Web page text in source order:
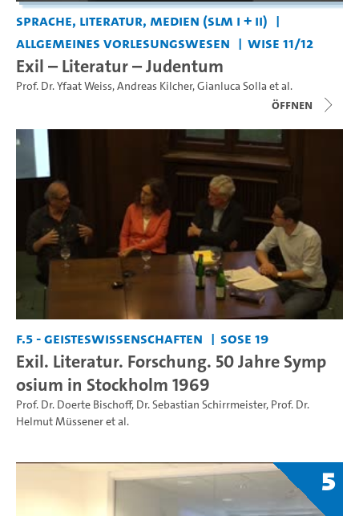
Sprache, Literatur, Medien (SLM I + II)
Allgemeines Vorlesungswesen
WiSe 11/12
Exil – Literatur – Judentum
Prof. Dr. Yfaat Weiss,Andreas Kilcher,Gianluca Solla et al.
Öffnen
F.5 - Geisteswissenschaften SoSe 19
Exil. Literatur. Forschung. 50 Jahre Symp
osium in Stockholm 1969
Prof. Dr. Doerte Bischoff, Dr. Sebastian Schirrmeister, Prof. Dr.
Helmut Müsseneret al.
5